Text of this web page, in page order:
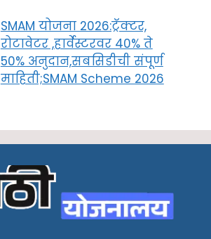
SMAM योजना 2026:ट्रॅक्टर,
रोटावेटर ,हार्वेस्टरवर 40% ते
50% अनुदान,सबसिडीची संपूर्ण
माहिती;SMAM Scheme 2026